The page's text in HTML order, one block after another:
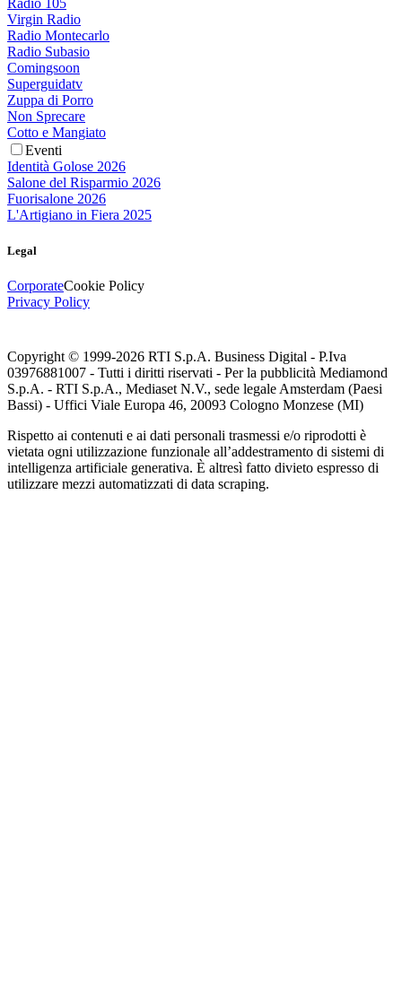
Radio 105
Virgin Radio
Radio Montecarlo
Radio Subasio
Comingsoon
Superguidatv
Zuppa di Porro
Non Sprecare
Cotto e Mangiato
Eventi
Identità Golose 2026
Salone del Risparmio 2026
Fuorisalone 2026
L'Artigiano in Fiera 2025
Legal
CorporateCookie Policy
Privacy Policy
Copyright © 1999-2026 RTI S.p.A. Business Digital - P.Iva
03976881007 - Tutti i diritti riservati - Per la pubblicità Mediamond
S.p.A. - RTI S.p.A., Mediaset N.V., sede legale Amsterdam (Paesi
Bassi) - Uffici Viale Europa 46, 20093 Cologno Monzese (MI)
Rispetto ai contenuti e ai dati personali trasmessi e/o riprodotti è
vietata ogni utilizzazione funzionale all’addestramento di sistemi di
intelligenza artificiale generativa. È altresì fatto divieto espresso di
utilizzare mezzi automatizzati di data scraping.